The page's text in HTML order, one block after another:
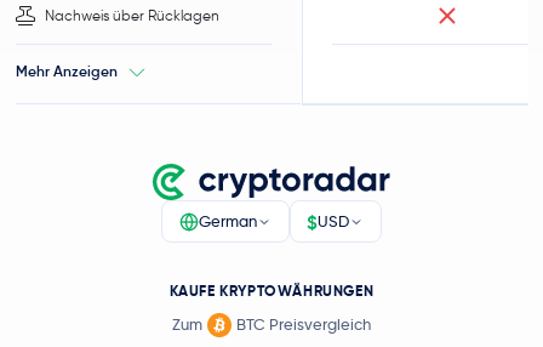
Nachweis über Rücklagen
Mehr Anzeigen
German $USD
KAUFE KRYPTOWÄHRUNGEN
Zum
BTC Preisvergleich